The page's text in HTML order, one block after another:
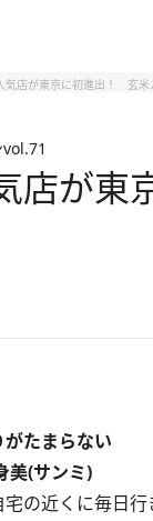
気店が東京に初進出！ 玄米
vol.71
店が
たまらない
美(サンミ)
の近くに毎日